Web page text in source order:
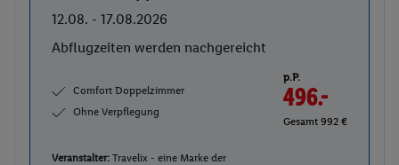
12.08. - 17.08.2026
Abflugzeiten werden nachgereicht
Comfort Doppelzimmer
Ohne Verpflegung
p.P.
496.-
Gesamt 992 €
Veranstalter: Travelix - eine Marke der